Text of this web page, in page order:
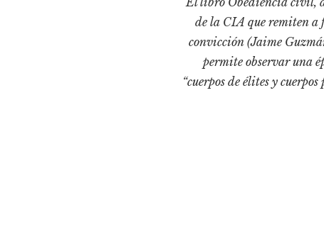
de la CIA que remiten a
convicción (Jaime
permite observar una
“cuerpos de élites y